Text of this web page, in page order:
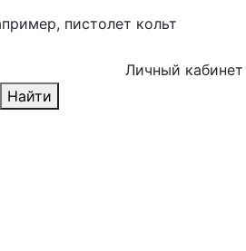
пистолет кольт
Личный кабинет
Найти